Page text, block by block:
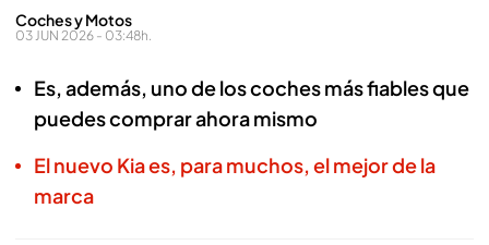
Coches y Motos
03 JUN 2026 - 03:48h.
Es, además, uno de los coches más fiables que
puedes comprar ahora mismo
El nuevo Kia es, para muchos, el mejor de la
marca